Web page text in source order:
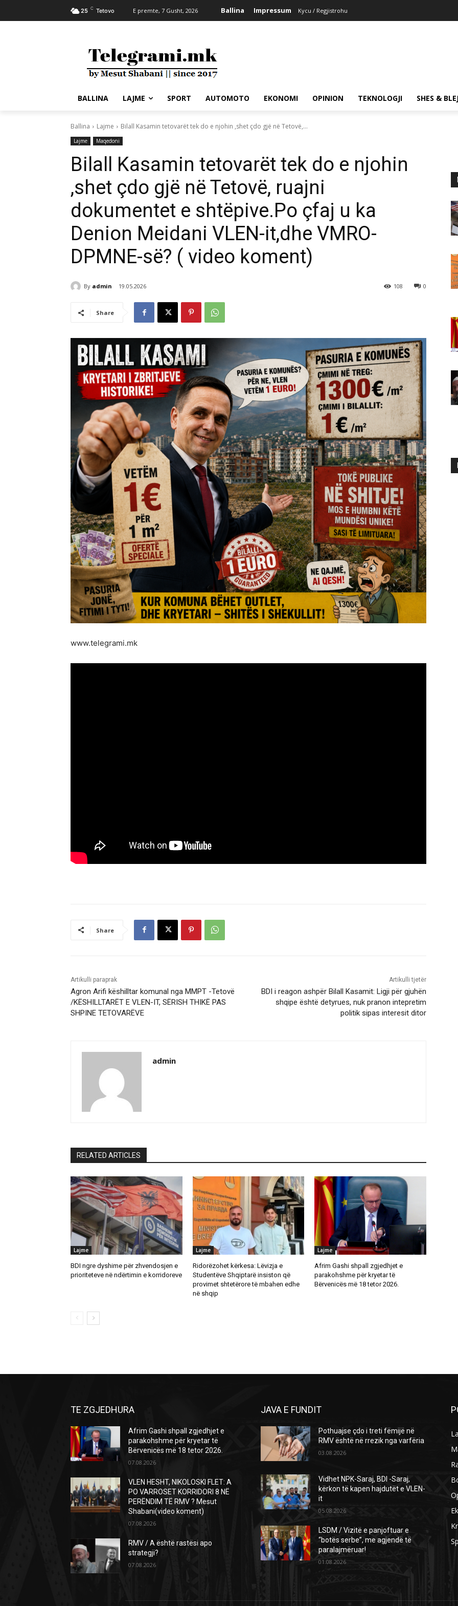
25 C Tetovo E premte, 7 Gusht, 2026 Ballina Impressum Kycu / Regjistrohu
BALLINA LAJME SPORT AUTOMOTO EKONOMI OPINION TEKNOLOGJI SHES &
Ballina Lajme Bilall Kasamin tetovarët tek do e njohin ,shet çdo gjë në Tetovë,...
Lajme Maqedoni
Bilall Kasamin tetovarët tek do e njohin
,shet çdo gjë në Tetovë, ruajni
dokumentet e shtëpive.Po çfaj u ka
Denion Meidani VLEN-it,dhe VMRO-
DPMNE-së? ( video koment)
By admin 19.05.2026 0
108
Share
www.telegrami.mk
Share
Artikulli paraprak
Agron Arifi këshilltar komunal nga MMPT -Tetovë
/KËSHILLTARËT E VLEN-IT, SËRISH THIKË PAS
SHPINE TETOVARËVE
Artikulli tjetër
BDI i reagon ashpër Bilall Kasamit: Ligji për gjuhën
shqipe është detyrues, nuk pranon intepretim
politik sipas interesit ditor
admin
RELATED ARTICLES
Lajme
BDI ngre dyshime për zhvendosjen e
prioriteteve në ndërtimin e korridoreve
Lajme
Ridorëzohet kërkesa: Lëvizja e
Studentëve Shqiptarë insiston që
provimet shtetërore të mbahen edhe
në shqip
Lajme
Afrim Gashi shpall zgjedhjet e
parakohshme për kryetar të
Bërvenicës më 18 tetor 2026.
TE ZGJEDHURA
Afrim Gashi shpall zgjedhjet e
parakohshme për kryetar të
Bërvenicës më 18 tetor 2026.
07.08.2026
VLEN HESHT, NIKOLOSKI FLET: A
PO VARROSET KORRIDORI 8 NË
PERËNDIM TË RMV ? Mesut
Shabani(video koment)
07.08.2026
RMV / A është rastësi apo
strategji?
07.08.2026
JAVA E FUNDIT
Pothuajse çdo i treti fëmijë në
RMV është në rrezik nga varfëria
03.08.2026
Vidhet NPK-Saraj, BDI -Saraj,
kërkon të kapen hajdutët e VLEN-
it
05.08.2026
LSDM / Vizitë e panjoftuar e
“botës serbe”, me agjendë të
paralajmëruar!
01.08.2026